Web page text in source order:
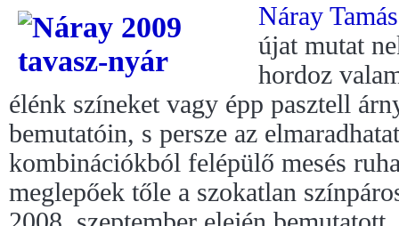
Náray Tamás
újat mutat
hordoz
élénk színeket vagy épp pasztell
bemutatóin, s persze az
kombinációkból felépülő mesés
meglepőek tőle a szokatlan